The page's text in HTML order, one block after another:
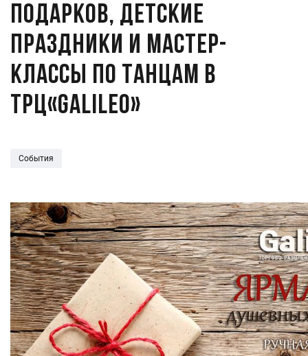
подарков, детские
праздники и мастер-
классы по танцам в
ТРЦ«GALILEO»
События